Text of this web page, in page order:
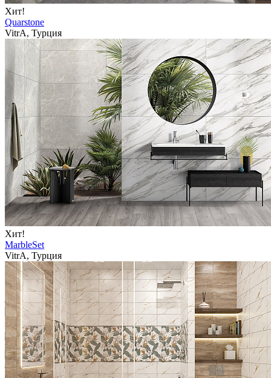
Хит!
Quarstone
VitrA, Турция
Хит!
MarbleSet
VitrA, Турция